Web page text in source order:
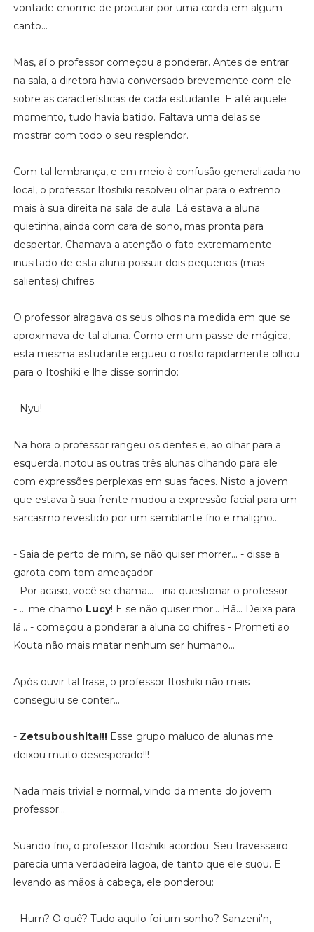
vontade enorme de procurar por uma corda em algum
canto...
Mas, aí o professor começou a ponderar. Antes de entrar
na sala, a diretora havia conversado brevemente com ele
sobre as características de cada estudante. E até aquele
momento, tudo havia batido. Faltava uma delas se
mostrar com todo o seu resplendor.
Com tal lembrança, e em meio à confusão generalizada no
local, o professor Itoshiki resolveu olhar para o extremo
mais à sua direita na sala de aula. Lá estava a aluna
quietinha, ainda com cara de sono, mas pronta para
despertar. Chamava a atenção o fato extremamente
inusitado de esta aluna possuir dois pequenos (mas
salientes) chifres.
O professor alragava os seus olhos na medida em que se
aproximava de tal aluna. Como em um passe de mágica,
esta mesma estudante ergueu o rosto rapidamente olhou
para o Itoshiki e lhe disse sorrindo:
- Nyu!
Na hora o professor rangeu os dentes e, ao olhar para a
esquerda, notou as outras três alunas olhando para ele
com expressões perplexas em suas faces. Nisto a jovem
que estava à sua frente mudou a expressão facial para um
sarcasmo revestido por um semblante frio e maligno...
- Saia de perto de mim, se não quiser morrer... - disse a
garota com tom ameaçador
- Por acaso, você se chama... - iria questionar o professor
- ... me chamo Lucy! E se não quiser mor... Hã... Deixa para
lá... - começou a ponderar a aluna co chifres - Prometi ao
Kouta não mais matar nenhum ser humano...
Após ouvir tal frase, o professor Itoshiki não mais
conseguiu se conter...
- Zetsuboushita!!!Esse grupo maluco de alunas me
deixou muito desesperado!!!
Nada mais trivial e normal, vindo da mente do jovem
professor...
Suando frio, o professor Itoshiki acordou. Seu travesseiro
parecia uma verdadeira lagoa, de tanto que ele suou. E
levando as mãos à cabeça, ele ponderou:
- Hum? O quê? Tudo aquilo foi um sonho? Sanzeni'n,